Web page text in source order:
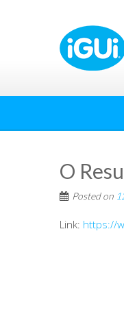
O
Posted on
Link: https://